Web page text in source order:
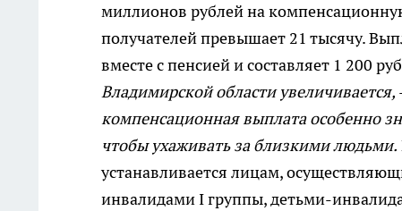
миллионов рублей на
получателей превышает 21 тысячу.
вместе с пенсией и составляет 1 200
Владимирской области увеличивается,
компенсационная выплата особенно
чтобы ухаживать за близкими людьми.
устанавливается лицам,
инвалидами I группы, детьми-